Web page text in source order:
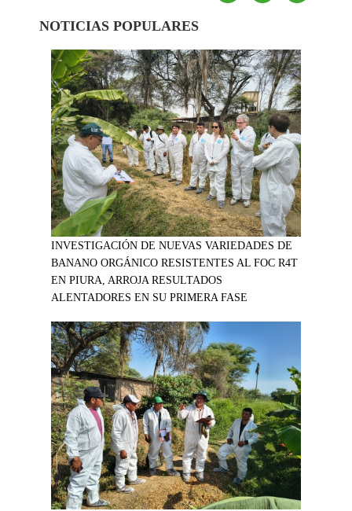
NOTICIAS POPULARES
INVESTIGACIÓN DE NUEVAS VARIEDADES DE
BANANO ORGÁNICO RESISTENTES AL FOC R4T
EN PIURA, ARROJA RESULTADOS
ALENTADORES EN SU PRIMERA FASE